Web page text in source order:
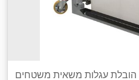
הובלת עגלות משאית משטחים